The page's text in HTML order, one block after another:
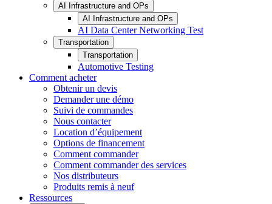
AI Infrastructure and OPs
AI Infrastructure and OPs
AI Data Center Networking Test
Transportation
Transportation
Automotive Testing
Comment acheter
Obtenir un devis
Demander une démo
Suivi de commandes
Nous contacter
Location d’équipement
Options de financement
Comment commander
Comment commander des services
Nos distributeurs
Produits remis à neuf
Ressources